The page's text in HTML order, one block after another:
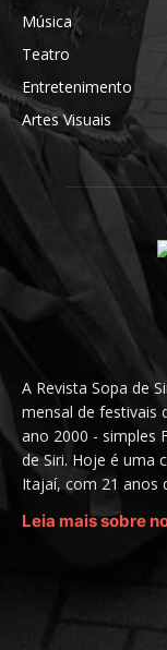
Música
Teatro
Entretenimento
Artes Visuais
A Revista Sopa de
mensal de festivais
ano 2000 - simples
de Siri. Hoje é uma
Itajaí, com 21 anos
Leia mais sobre